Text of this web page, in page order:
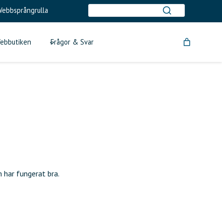
Frågor & Svar
fungerat bra.